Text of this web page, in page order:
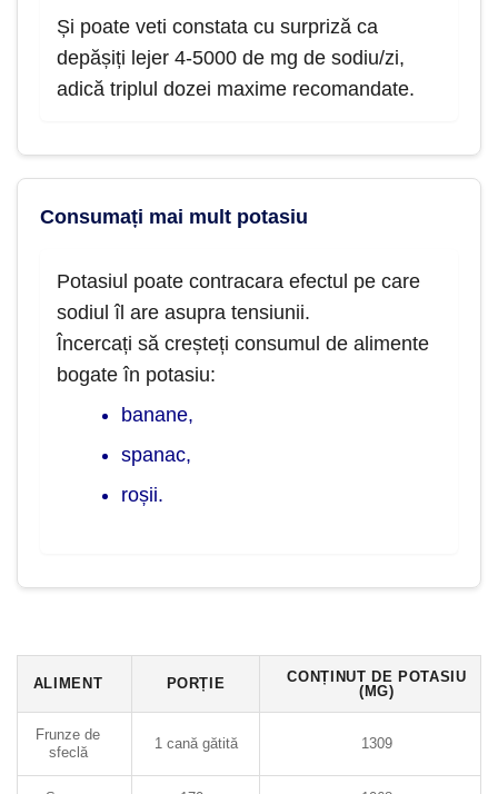
Și poate veti constata cu surpriză ca
depășiți lejer 4-5000 de mg de sodiu/zi,
adică triplul dozei maxime recomandate.
Consumați mai mult potasiu
Potasiul poate contracara efectul pe care
sodiul îl are asupra tensiunii.
Încercați să creșteți consumul de alimente
bogate în potasiu:
banane,
spanac,
roșii.
ALIMENT PORȚIE
CONȚINUT DE POTASIU
(MG)
Frunze de
sfeclă
1 cană gătită 1309